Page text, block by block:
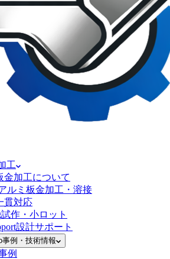
工
金加工について
ルミ板金加工・溶接
貫対応
試作・小ロット
設計サポート
事例・技術情報
例